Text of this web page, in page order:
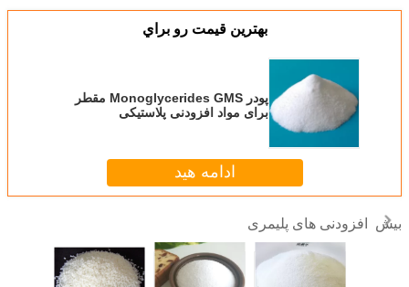
بهترين قيمت رو براي
پودر Monoglycerides GMS مقطر
برای مواد افزودنی پلاستیکی
ادامه هید
بیش افزودنی های پلیمری